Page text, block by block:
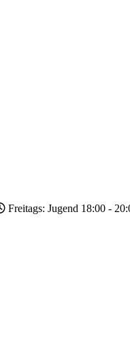
Freitags: Jugend 18:00 -